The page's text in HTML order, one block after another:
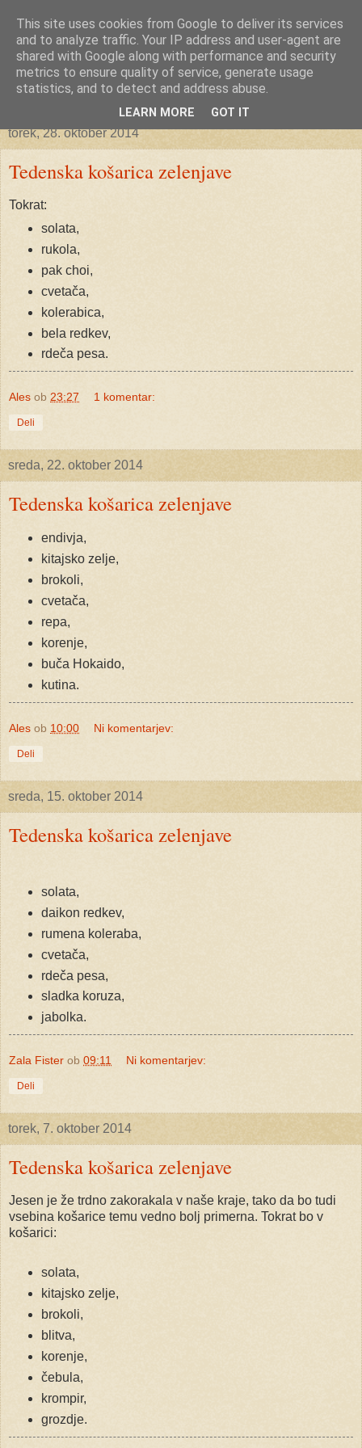
Ekoporta
torek, 28. oktober 2014
Tedenska košarica zelenjave
Tokrat:
solata,
rukola,
pak choi,
cvetača,
kolerabica,
bela redkev,
rdeča pesa.
Ales ob 23:27 1 komentar:
Deli
sreda, 22. oktober 2014
Tedenska košarica zelenjave
endivja,
kitajsko zelje,
brokoli,
cvetača,
repa,
korenje,
buča Hokaido,
kutina.
Ales ob 10:00 Ni komentarjev:
Deli
sreda, 15. oktober 2014
Tedenska košarica zelenjave
solata,
daikon redkev,
rumena koleraba,
cvetača,
rdeča pesa,
sladka koruza,
jabolka.
Zala Fister ob 09:11 Ni komentarjev:
Deli
torek, 7. oktober 2014
Tedenska košarica zelenjave
Jesen je že trdno zakorakala v naše kraje, tako da bo tudi
vsebina košarice temu vedno bolj primerna. Tokrat bo v
košarici:
solata,
kitajsko zelje,
brokoli,
blitva,
korenje,
čebula,
krompir,
grozdje.
This site uses cookies from Google to deliver its services
and to analyze traffic. Your IP address and user-agent are
shared with Google along with performance and security
metrics to ensure quality of service, generate usage
statistics, and to detect and address abuse.
LEARN MORE GOT IT